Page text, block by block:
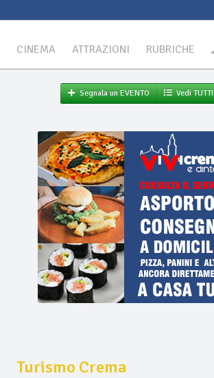
CINEMA ATTRAZIONI RUBRICHE
Segnala un EVENTO Vedi TUTTI
Turismo Crema